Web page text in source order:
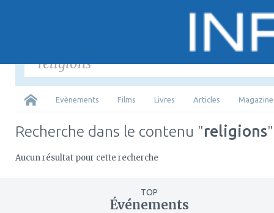
Saisirles
Evènements Films Livres Articles
Recherche dans le contenu "religions"
Aucun résultat pour cette recherche
TOP
Événements